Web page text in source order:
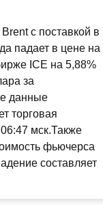
с поставкой в
падает в цене на
ICE на 5,88%
за
данные
торговая
мск.Также
фьючерса
составляет